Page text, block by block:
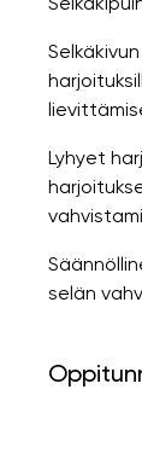
Lyhyet
selän